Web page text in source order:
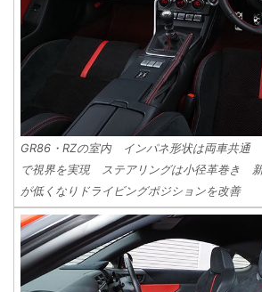
GR86・RZの室内 インパネ形状は両車共通
で視界を実現 ステアリングは小径革巻き
が低くなりドライビングポジションを改善